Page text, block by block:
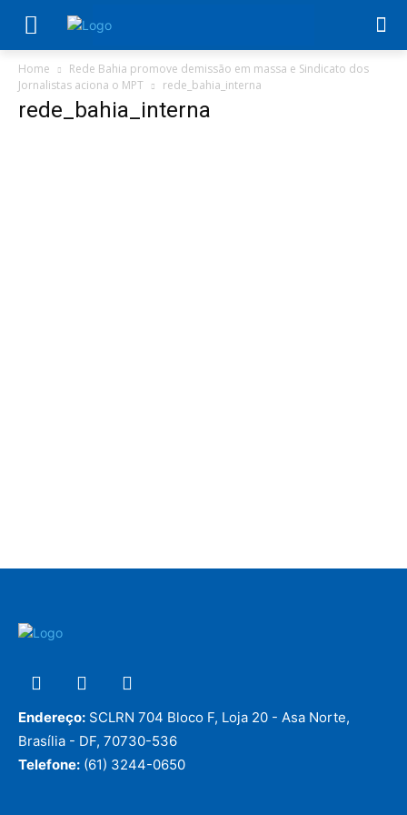
Home
Rede Bahia promove demissão em massa e Sindicato dos
Jornalistas aciona o MPT
rede_bahia_interna
rede_bahia_interna
Endereço: SCLRN 704 Bloco F, Loja 20 - Asa Norte,
Brasília - DF, 70730-536
Telefone: (61) 3244-0650